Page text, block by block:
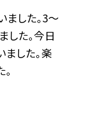
した。3〜
した。今日
ました。楽